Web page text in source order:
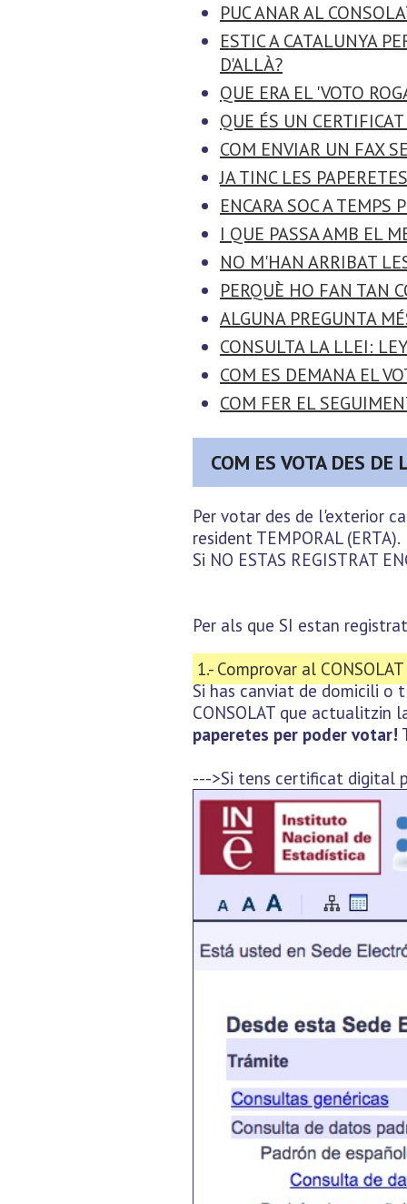
PUC ANAR AL
ESTIC A CATALUNYA
D'ALLÀ?
QUE ERA EL 'VOTO
QUE ÉS UN
COM ENVIAR UN FAX
JA TINC LES
ENCARA SOC A TEMPS
I QUE PASSA AMB EL
NO M'HAN ARRIBAT
PERQUÈ HO FAN TAN
ALGUNA PREGUNTA
CONSULTA LA LLEI:
COM ES DEMANA EL
COM FER EL
COM ES VOTA DES
Per votar des de l'exterior
resident TEMPORAL (ERTA).
Si NO ESTAS REGISTRAT
Per als que SI estan
1.- Comprovar al
Si has canviat de domicili o
CONSOLAT que actualitzin
paperetes per poder votar!
--->Si tens certificat digital